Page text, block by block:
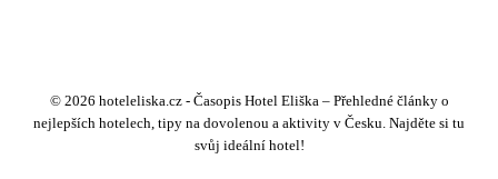
© 2026 hoteleliska.cz - Časopis Hotel Eliška – Přehledné články o
nejlepších hotelech, tipy na dovolenou a aktivity v Česku. Najděte si tu
svůj ideální hotel!